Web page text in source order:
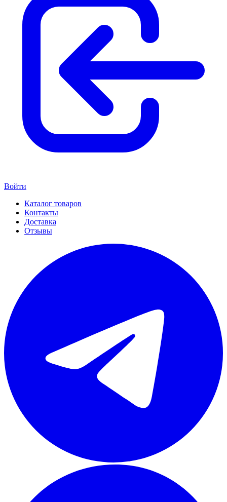
Войти
Каталог товаров
Контакты
Доставка
Отзывы